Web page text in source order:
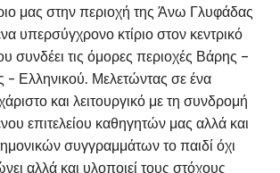
μας στην περιοχή της Άνω Γλυφάδας
υπερσύγχρονο κτίριο στον κεντρικό
συνδέει τις όμορες περιοχές Βάρης –
Ελληνικού. Μελετώντας σε ένα
και λειτουργικό με τη συνδρομή
επιτελείου καθηγητών μας αλλά και
συγγραμμάτων το παιδί όχι
αλλά και υλοποιεί τους στόχους